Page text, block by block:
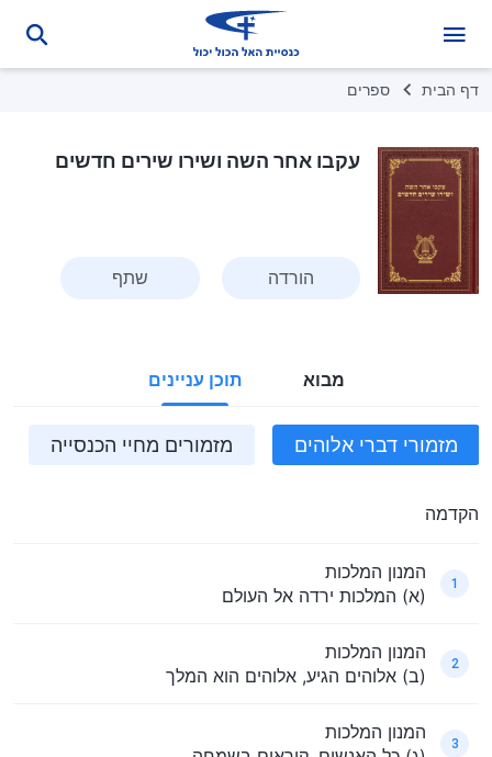
דף הבית ספרים
עקבו אחר השה ושירו שירים חדשים
הורדה שתף
מבוא תוכן עניינים
מזמורי דברי אלוהים מזמורים מחיי הכנסייה
הקדמה
1
המנון המלכות
(א) המלכות ירדה אל העולם
2
המנון המלכות
(ב) אלוהים הגיע, אלוהים הוא המלך
3
המנון המלכות